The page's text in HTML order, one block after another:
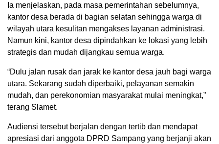
Ia menjelaskan, pada masa pemerintahan sebelumnya,
kantor desa berada di bagian selatan sehingga warga di
wilayah utara kesulitan mengakses layanan administrasi.
Namun kini, kantor desa dipindahkan ke lokasi yang lebih
strategis dan mudah dijangkau semua warga.
“Dulu jalan rusak dan jarak ke kantor desa jauh bagi warga
utara. Sekarang sudah diperbaiki, pelayanan semakin
mudah, dan perekonomian masyarakat mulai meningkat,”
terang Slamet.
Audiensi tersebut berjalan dengan tertib dan mendapat
apresiasi dari anggota DPRD Sampang yang berjanji akan